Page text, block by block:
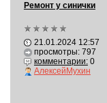
Ремонт у синички
21.01.2024 12:57
просмотры: 797
комментарии:0
АлексейМухин